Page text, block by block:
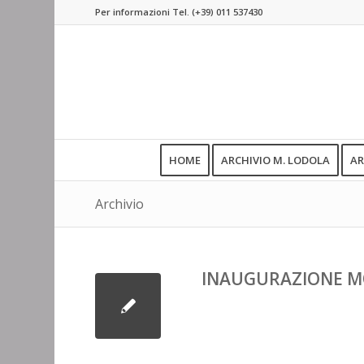
Per informazioni Tel.(+39) 011 537430
HOME ARCHIVIO M. LODOLA
Archivio
INAUGURAZIONE